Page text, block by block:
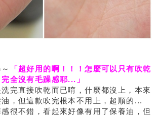
「超好用的啊！！！怎麼可以只有吹乾
全沒有毛躁感耶...」
完直接吹乾而已唷，什麼都沒上，本來
，但這款吹完根本不用上，超順的...
很不錯，看起來好像有用了保養油，但